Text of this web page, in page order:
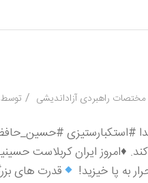
مختصات راهبردی آزاداندیشی / توسط
#حسین_حافظی_نژاد
♦️امروز ایران کربلاست
به پا خیزید!
قدرت های